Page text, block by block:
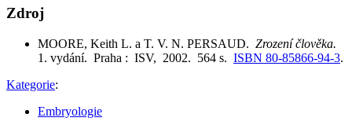
Zdroj
MOORE, Keith L. a T. V. N. PERSAUD. Zrození člověka.
1. vydání. Praha : ISV, 2002. 564 s. ISBN 80-85866-94-3.
Kategorie:
Embryologie